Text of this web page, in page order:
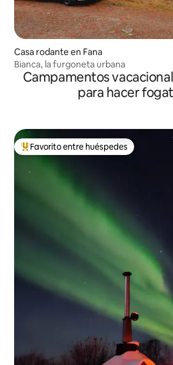
Casa rodante en Fana
Bianca, la furgoneta urbana
Campamentos
para hacer
Favorito entre huéspedes preferido
Favorito entre huéspedes